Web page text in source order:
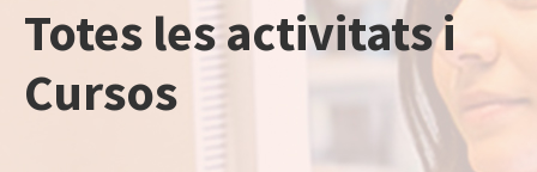
Totes les activitats i
Cursos